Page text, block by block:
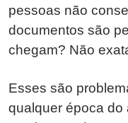
pessoas não
documentos são
chegam? Não
Esses são
qualquer época do